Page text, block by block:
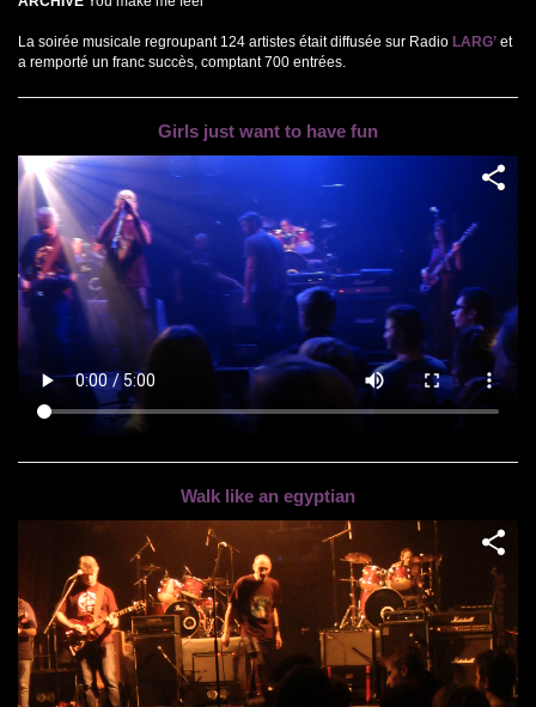
La soirée musicale regroupant 124 artistes était diffusée sur Radio LARG’ et
a remporté un franc succès, comptant 700 entrées.
Girls just want to have fun
Walk like an egyptian